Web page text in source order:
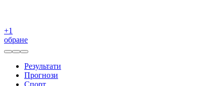
+1
обране
Результати
Прогнози
Спорт